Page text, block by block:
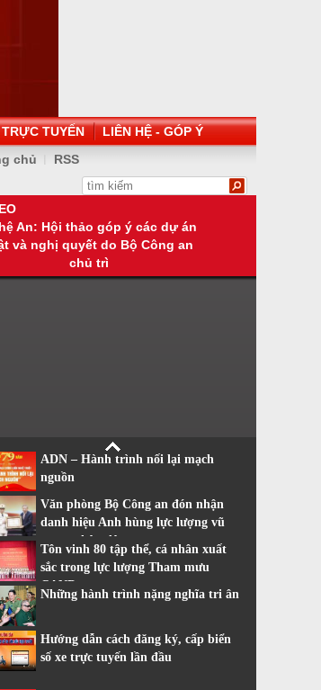
TUYẾN
LIÊN HỆ - GÓP Ý
chủ RSS
An: Hội thảo góp ý các dự án
và nghị quyết do Bộ Công an
chủ trì
ADN – Hành trình nối lại mạch
nguồn
Văn phòng Bộ Công an đón nhận
danh hiệu Anh hùng lực lượng vũ
trang nhân dân
Tôn vinh 80 tập thể, cá nhân xuất
sắc trong lực lượng Tham mưu
CAND
Những hành trình nặng nghĩa tri ân
Hướng dẫn cách đăng ký, cấp biển
số xe trực tuyến lần đầu